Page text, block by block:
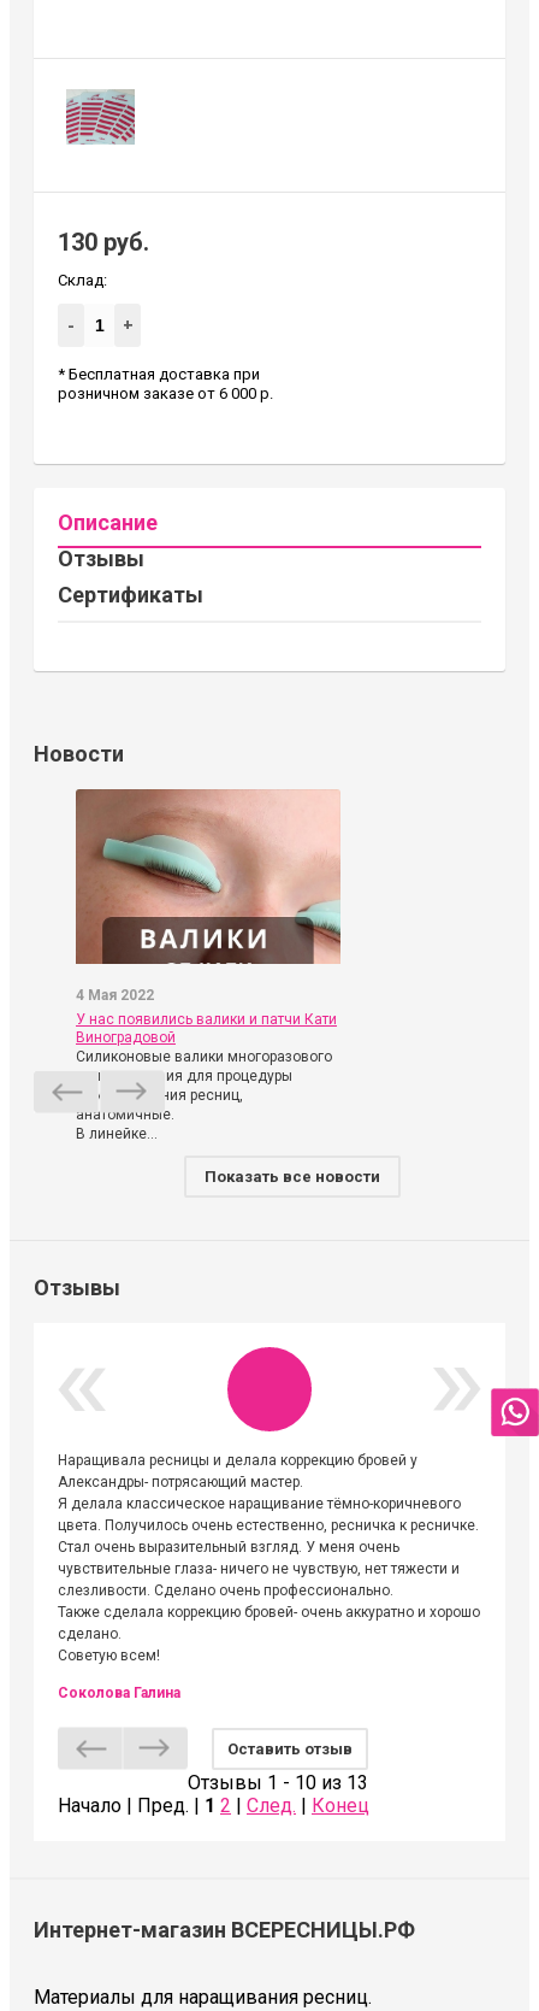
130 руб.
Склад:
- +
* Бесплатная доставка при
розничном заказе от 6 000 р.
Описание
Отзывы
Сертификаты
Новости
4 Мая 2022
У нас появились валики и патчи Кати
Виноградовой
Силиконовые валики многоразового
использования для процедуры
ламинирования ресниц,
анатомичные.
В линейке...
Показать все новости
Отзывы
Наращивала ресницы и делала коррекцию бровей у
Александры- потрясающий мастер.
Я делала классическое наращивание тёмно-коричневого
цвета. Получилось очень естественно, ресничка к ресничке.
Стал очень выразительный взгляд. У меня очень
чувствительные глаза- ничего не чувствую, нет тяжести и
слезливости. Сделано очень профессионально.
Также сделала коррекцию бровей- очень аккуратно и хорошо
сделано.
Советую всем!
Соколова Галина
Оставить отзыв
Отзывы 1 - 10 из 13
Начало | Пред. | 1 2 След. Конец
Интернет-магазин ВСЕРЕСНИЦЫ.РФ
Материалы для наращивания ресниц.